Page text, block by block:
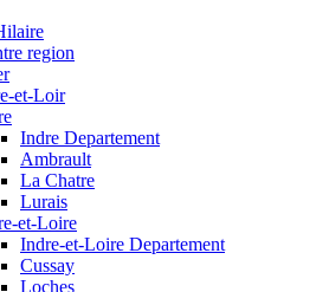
region
et-Loir
Indre Departement
Ambrault
La Chatre
Lurais
et-Loire
Indre-et-Loire Departement
Cussay
Loches